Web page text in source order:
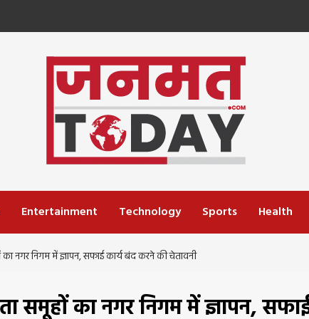
Entertainment Technology Sports Health
नगर निगम में ज्ञापन, सफाई कार्य बंद करने की चेतावनी
समूहों का नगर निगम में ज्ञापन,